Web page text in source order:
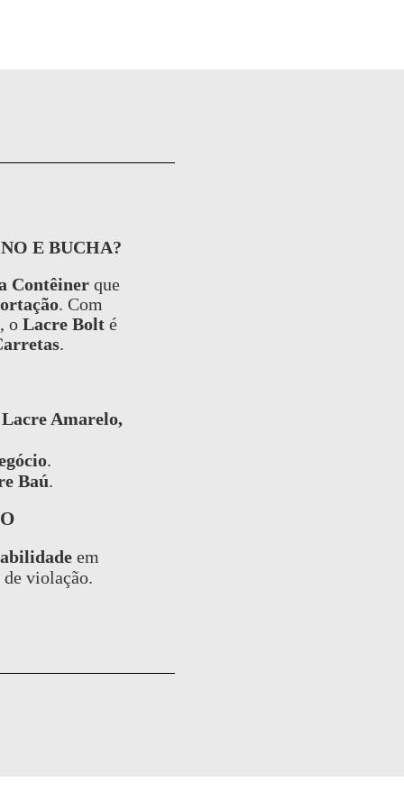
E BUCHA?
Contêinerque
. Com
, o Lacre Bolté
.
Lacre Amarelo,
.
Baú.
em
violação.